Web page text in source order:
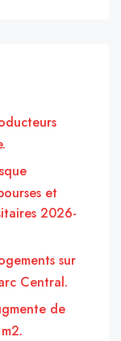
et
2026-
sur
Central.
de